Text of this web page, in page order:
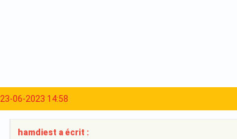
23-06-2023 14:58
hamdiest a écrit :